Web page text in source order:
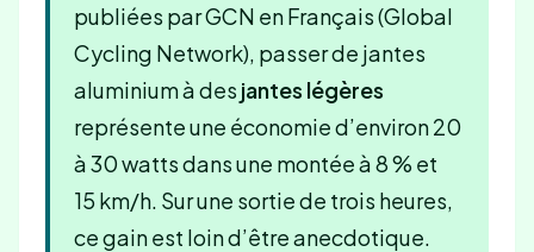
publiées par GCN en Français (Global
Cycling Network), passer de jantes
aluminium à des jantes légères
représente une économie d’environ 20
à 30 watts dans une montée à 8 % et
15 km/h. Sur une sortie de trois heures,
ce gain est loin d’être anecdotique.